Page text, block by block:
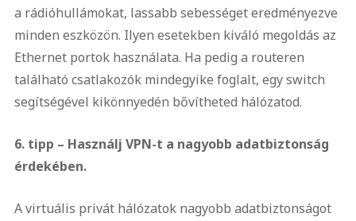
a rádióhullámokat, lassabb sebességet eredményezve
minden eszközön. Ilyen esetekben kiváló megoldás az
Ethernet portok használata. Ha pedig a routeren
található csatlakozók mindegyike foglalt, egy switch
segítségével kikönnyedén bővítheted hálózatod.
6. tipp – Használj VPN-t a nagyobb adatbiztonság
érdekében.
A virtuális privát hálózatok nagyobb adatbiztonságot